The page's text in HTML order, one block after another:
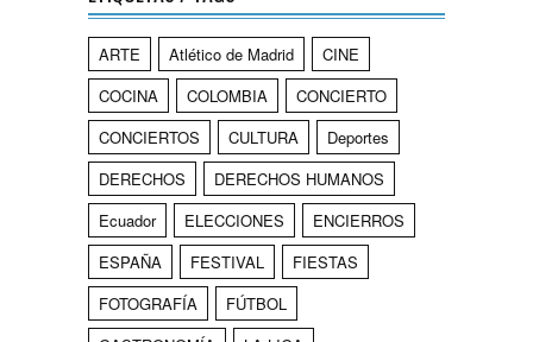
ARTE Atlético de Madrid
CINE
COCINA
COLOMBIA
CONCIERTO
CONCIERTOS
CULTURA
Deportes
DERECHOS
DERECHOS HUMANOS
Ecuador
ELECCIONES
ENCIERROS
ESPAÑA
FESTIVAL
FIESTAS
FOTOGRAFÍA
FÚTBOL